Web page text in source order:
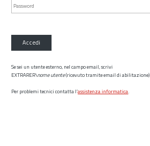
Accedi
Se sei un utente esterno, nel campo email, scrivi
EXTRARER\nome utente(ricevuto tramite email di abilitazione)
Per problemi tecnici contatta l’assistenza informatica.